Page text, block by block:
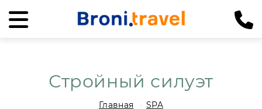
Стройный силуэт
Главная SPA